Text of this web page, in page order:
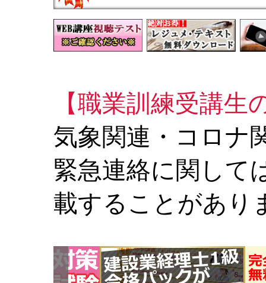
【職業訓練受講生
気象関連・コロナ
緊急連絡に関して
載することがあり